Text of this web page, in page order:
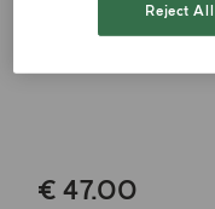
€ 47.00
Reject All